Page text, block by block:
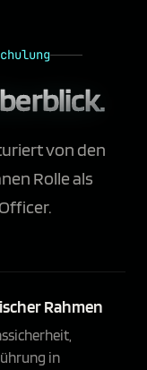
von den
Rolle als
Rahmen
in